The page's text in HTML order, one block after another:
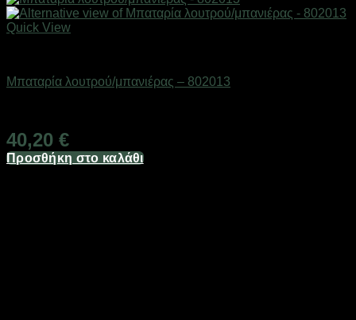
Quick View
Μπαταρία λουτρού/μπανιέρας – 802013
40,20 €
Προσθήκη στο καλάθι